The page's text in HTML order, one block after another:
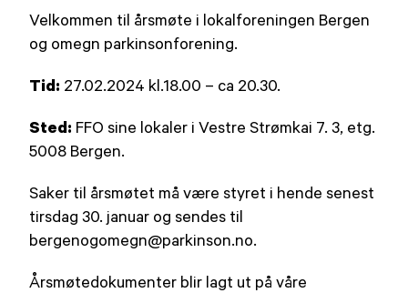
Velkommen til årsmøte i lokalforeningen Bergen
og omegn parkinsonforening.
Tid: 27.02.2024 kl.18.00 – ca 20.30.
Sted: FFO sine lokaler i Vestre Strømkai 7. 3, etg.
5008 Bergen.
Saker til årsmøtet må være styret i hende senest
tirsdag 30. januar og sendes til
bergenogomegn@parkinson.no.
Årsmøtedokumenter blir lagt ut på våre